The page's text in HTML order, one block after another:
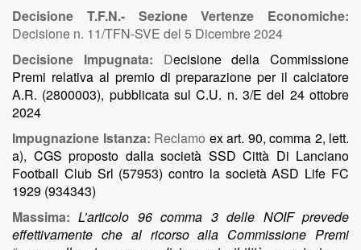
Decisione T.F.N.- Sezione Vertenze Economiche:
Decisione n. 11/TFN-SVE del 5 Dicembre 2024
Decisione Impugnata: Decisione della Commissione
Premi relativa al premio di preparazione per il calciatore
A.R. (2800003), pubblicata sul C.U. n. 3/E del 24 ottobre
2024
Impugnazione Istanza: Reclamo ex art. 90, comma 2, lett.
a), CGS proposto dalla società SSD Città Di Lanciano
Football Club Srl (57953) contro la società ASD Life FC
1929 (934343)
Massima:L’articolo 96 comma 3 delle NOIF prevede
effettivamente che al ricorso alla Commissione Premi